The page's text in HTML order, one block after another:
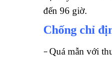
đến 96 giờ.
Chống chỉ
– Quá mẫn với